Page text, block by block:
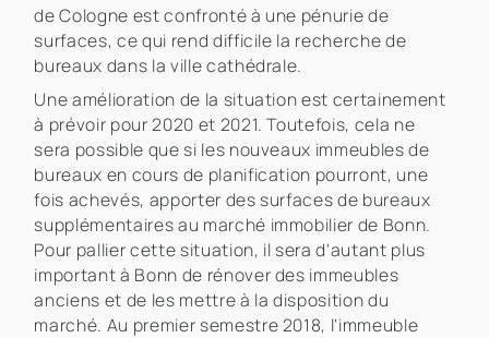
de Cologne est confronté à une pénurie de
surfaces, ce qui rend difficile la recherche de
bureaux dans la ville cathédrale.
Une amélioration de la situation est certainement
à prévoir pour 2020 et 2021. Toutefois, cela ne
sera possible que si les nouveaux immeubles de
bureaux en cours de planification pourront, une
fois achevés, apporter des surfaces de bureaux
supplémentaires au marché immobilier de Bonn.
Pour pallier cette situation, il sera d'autant plus
important à Bonn de rénover des immeubles
anciens et de les mettre à la disposition du
marché. Au premier semestre 2018, l'immeuble